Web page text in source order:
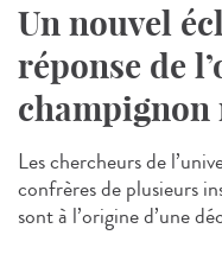
Un nouvel
réponse de
champignon
Les chercheurs de
confrères de plusieurs
sont à l’origine d’une